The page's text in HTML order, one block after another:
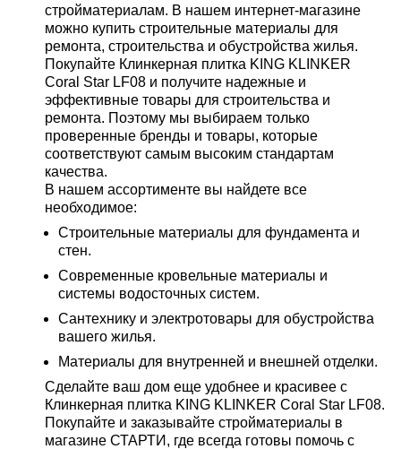
стройматериалам. В нашем интернет-магазине
можно купить строительные материалы для
ремонта, строительства и обустройства жилья.
Покупайте Клинкерная плитка KING KLINKER
Coral Star LF08 и получите надежные и
эффективные товары для строительства и
ремонта. Поэтому мы выбираем только
проверенные бренды и товары, которые
соответствуют самым высоким стандартам
качества.
В нашем ассортименте вы найдете все
необходимое:
Строительные материалы для фундамента и
стен.
Современные кровельные материалы и
системы водосточных систем.
Сантехнику и электротовары для обустройства
вашего жилья.
Материалы для внутренней и внешней отделки.
Сделайте ваш дом еще удобнее и красивее с
Клинкерная плитка KING KLINKER Coral Star LF08.
Покупайте и заказывайте стройматериалы в
магазине СТАРТИ, где всегда готовы помочь с